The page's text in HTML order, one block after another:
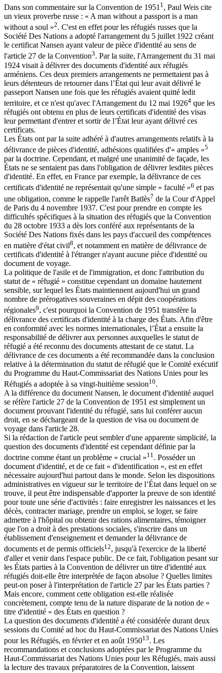
Dans son commentaire sur la Convention de 1951 1 , Paul Weis cite
un vieux proverbe russe : « A man without a passport is a man
without a soul »2. C'est en effet pour les réfugiés russes que la
Société Des Nations a adopté l'arrangement du 5 juillet 1922 créant
le certificat Nansen ayant valeur de pièce d'identité au sens de
l'article 27 de la Convention3. Par la suite, l'Arrangement du 31 mai
1924 visait à délivrer des documents d'identité aux réfugiés
arméniens. Ces deux premiers arrangements ne permettaient pas à
leurs détenteurs de retourner dans l’État qui leur avait délivré le
passeport Nansen une fois que les réfugiés avaient quitté ledit
territoire, et ce n'est qu'avec l'Arrangement du 12 mai 19264 que les
réfugiés ont obtenu en plus de leurs certificats d'identité des visas
leur permettant d'entrer et sortir de l’État leur ayant délivré ces
certificats.
Les États ont par la suite adhéré à d'autres arrangements relatifs à la
délivrance de pièces d'identité, adhésions qualifiées d'« amples »5
par la doctrine. Cependant, et malgré une unanimité de façade, les
États ne se sentaient pas dans l'obligation de délivrer lesdites pièces
d'identité. En effet, en France par exemple, la délivrance de ces
certificats d'identité ne représentait qu'une simple « faculté »6 et pas
une obligation, comme le rappelle l'arrêt Batlès7 de la Cour d'Appel
de Paris du 4 novembre 1937. C'est pour prendre en compte les
difficultés spécifiques à la situation des réfugiés que la Convention
du 28 octobre 1933 a dès lors conféré aux représentants de la
Société Des Nations fixés dans les pays d'accueil des compétences
en matière d'état civil8, et notamment en matière de délivrance de
certificats d'identité à l'étranger n'ayant aucune pièce d'identité ou
document de voyage.
La politique de l'asile et de l'immigration, et donc l'attribution du
statut de « réfugié » constitue cependant un domaine hautement
sensible, sur lequel les États maintiennent aujourd'hui un grand
nombre de prérogatives souveraines en dépit des coopérations
régionales9, c'est pourquoi la Convention de 1951 transfère la
délivrance des certificats d'identité à la charge des États. Afin d'être
en conformité avec les normes internationales, l’État a ensuite la
responsabilité de délivrer aux personnes auxquelles le statut de
réfugié a été reconnu des documents attestant de ce statut. La
délivrance de ces documents a été recommandée dans la conclusion
relative à la détermination du statut de réfugié que le Comité exécutif
du Programme du Haut-Commissariat des Nations Unies pour les
Réfugiés a adoptée à sa vingt-huitième session10.
A la différence du document Nansen, le document d'identité auquel
se réfère l'article 27 de la Convention de 1951 est simplement un
document prouvant l'identité du réfugié, sans lui conférer aucun
droit, en se déchargeant de la question de visa ou document de
voyage dans l'article 28.
Si la rédaction de l'article peut sembler d'une apparente simplicité, la
question des documents d'identité est cependant définie par la
doctrine comme étant un problème « crucial »11. Posséder un
document d'identité, et de ce fait « d'identification », est en effet
nécessaire aujourd'hui partout dans le monde. Selon les dispositions
administratives en vigueur sur le territoire de l’État dans lequel on se
trouve, il peut être indispensable d'apporter la preuve de son identité
pour toute une série d'activités : faire enregistrer les naissances et les
décès, contracter mariage, prendre un emploi, se loger, se faire
admettre à l'hôpital ou obtenir des rations alimentaires, témoigner
que l'on a droit à des prestations sociales, s'inscrire dans un
établissement d'enseignement et demander la délivrance de
documents et de permis officiels12, jusqu'à l'exercice de la liberté
d'aller et venir dans l'espace public. De ce fait, l'obligation pesant sur
les États parties à la Convention de délivrer un titre d'identité aux
réfugiés doit-elle être interprétée de façon absolue ? Quelles limites
peut-on poser à l'interprétation de l'article 27 par les États parties ?
Mais encore, comment cette obligation est-elle réalisée
concrètement, compte tenu de la nature disparate de la notion de «
titre d'identité » des États en question ?
La question des documents d'identité a été considérée durant deux
sessions du Comité ad hoc du Haut-Commissariat des Nations Unies
pour les Réfugiés, en février et en août 195013. Les
recommandations et conclusions adoptées par le Programme du
Haut-Commissariat des Nations Unies pour les Réfugiés, mais aussi
la lecture des travaux préparatoires de la Convention, laissent